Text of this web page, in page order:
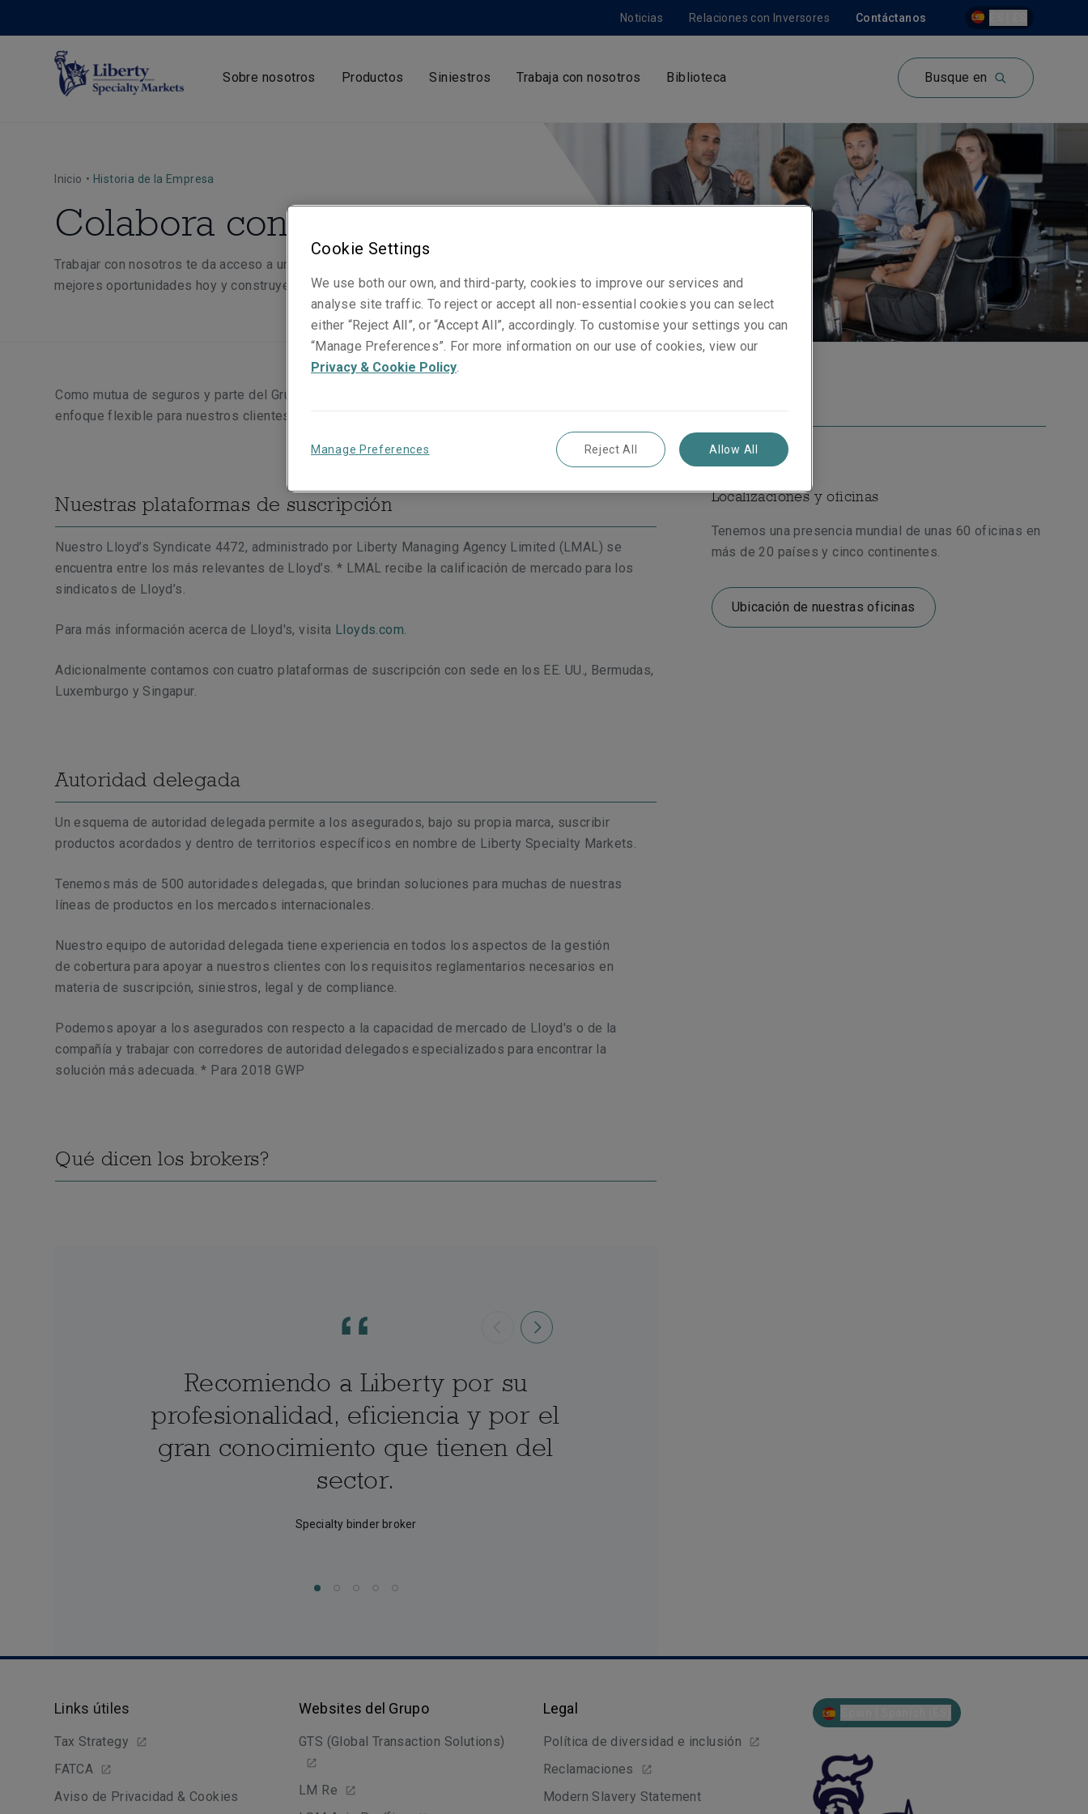
Contáctanos
Noticias Relaciones con Inversores
Sobre nosotros Productos Siniestros Trabaja con nosotros Biblioteca Busque en
Inicio • Historia de la Empresa
Colabora con nosotros
Trabajar con nosotros te da acceso a un grupo asegurador que ofrece las
mejores oportunidades hoy y construye relaciones sólidas para el futuro.
Como mutua de seguros y parte del Grupo Liberty Mutual Insurance, ofrecemos estabilidad con un
enfoque flexible para nuestros clientes.
Nuestras plataformas de suscripción
Nuestro Lloyd’s Syndicate 4472, administrado por Liberty Managing Agency Limited (LMAL) se
encuentra entre los más relevantes de Lloyd’s. * LMAL recibe la calificación de mercado para los
sindicatos de Lloyd’s.
Para más información acerca de Lloyd's, visita Lloyds.com.
Adicionalmente contamos con cuatro plataformas de suscripción con sede en los EE. UU., Bermudas,
Luxemburgo y Singapur.
Autoridad delegada
Un esquema de autoridad delegada permite a los asegurados, bajo su propia marca, suscribir
productos acordados y dentro de territorios específicos en nombre de Liberty Specialty Markets.
Tenemos más de 500 autoridades delegadas, que brindan soluciones para muchas de nuestras
líneas de productos en los mercados internacionales.
Nuestro equipo de autoridad delegada tiene experiencia en todos los aspectos de la gestión
de cobertura para apoyar a nuestros clientes con los requisitos reglamentarios necesarios en
materia de suscripción, siniestros, legal y de compliance.
Podemos apoyar a los asegurados con respecto a la capacidad de mercado de Lloyd's o de la
compañía y trabajar con corredores de autoridad delegados especializados para encontrar la
solución más adecuada. * Para 2018 GWP
Qué dicen los brokers?
Recomiendo a Liberty por su
profesionalidad, eficiencia y por el
gran conocimiento que tienen del
sector.
Specialty binder broker
Previous
Localizaciones y oficinas
Tenemos una presencia mundial de unas 60 oficinas en
más de 20 países y cinco continentes.
Ubicación de nuestras oficinas
Links útiles
Tax Strategy
FATCA
Aviso de Privacidad & Cookies
Websites del Grupo
GTS (Global Transaction Solutions)
LM Re
Legal
Política de diversidad e inclusión
Reclamaciones
Modern Slavery Statement
Cookie Settings
We use both our own, and third-party, cookies to improve our services and
analyse site traffic. To reject or accept all non-essential cookies you can select
either “Reject All”, or “Accept All”, accordingly. To customise your settings you can
“Manage Preferences”. For more information on our use of cookies, view our
Privacy & Cookie Policy.
Manage Preferences Reject All Allow All